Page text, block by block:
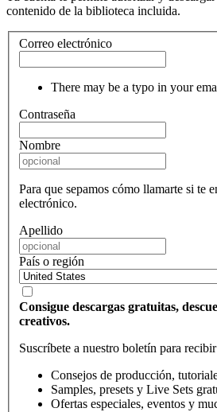
contenido de la biblioteca incluida.
Correo electrónico
There may be a typo in your
Contraseña
Nombre
Para que sepamos cómo llamarte si te
electrónico.
Apellido
País o región
Consigue descargas gratuitas,
creativos.
Suscríbete a nuestro boletín para
Consejos de producción,
Samples, presets y Live Sets
Ofertas especiales, eventos y